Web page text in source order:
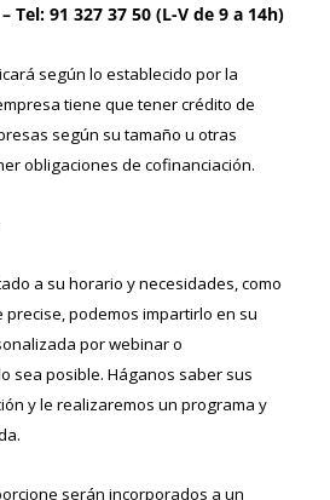
– Tel: 91 327 37 50 (L-V de 9 a 14h)
según lo establecido por la
tiene que tener crédito de
según su tamaño u otras
obligaciones de cofinanciación.
a su horario y necesidades, como
podemos impartirlo en su
por webinar o
sea posible. Háganos saber sus
y le realizaremos un programa y
serán incorporados a un